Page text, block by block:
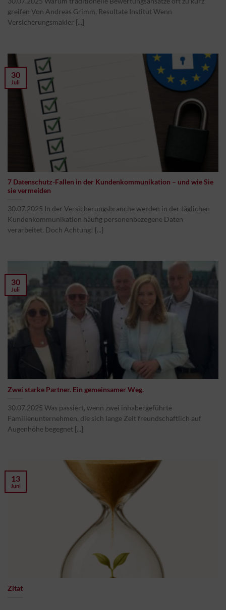
greifen Von Andreas Grimm, Resultate Institut Wenn
Versicherungsmakler [...]
7 Datenschutz-Fallen in der Kundenkommunikation – und wie Sie
sie vermeiden
30.07.2025 In der Versicherungsbranche werden in der täglichen
Kundenkommunikation häufig personenbezogene Daten
verarbeitet. Doch Achtung! [...]
30
Juli
Zwei starke Partner. Ein gemeinsamer Weg.
30.07.2025 Was passiert, wenn zwei inhabergeführte
Familienunternehmen, die sich lange Zeit freundschaftlich auf
Augenhöhe begegnet [...]
30
Juli
Zitat
13
Juni